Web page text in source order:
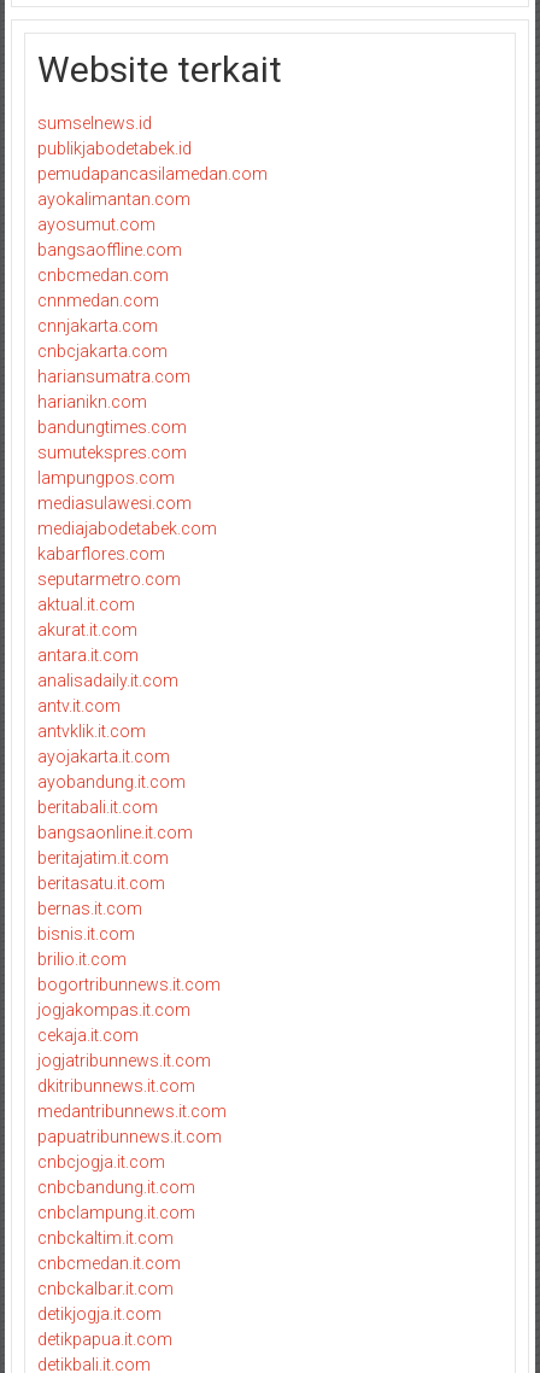
Website terkait
sumselnews.id
publikjabodetabek.id
pemudapancasilamedan.com
ayokalimantan.com
ayosumut.com
bangsaoffline.com
cnbcmedan.com
cnnmedan.com
cnnjakarta.com
cnbcjakarta.com
hariansumatra.com
harianikn.com
bandungtimes.com
sumutekspres.com
lampungpos.com
mediasulawesi.com
mediajabodetabek.com
kabarflores.com
seputarmetro.com
aktual.it.com
akurat.it.com
antara.it.com
analisadaily.it.com
antv.it.com
antvklik.it.com
ayojakarta.it.com
ayobandung.it.com
beritabali.it.com
bangsaonline.it.com
beritajatim.it.com
beritasatu.it.com
bernas.it.com
bisnis.it.com
brilio.it.com
bogortribunnews.it.com
jogjakompas.it.com
cekaja.it.com
jogjatribunnews.it.com
dkitribunnews.it.com
medantribunnews.it.com
papuatribunnews.it.com
cnbcjogja.it.com
cnbcbandung.it.com
cnbclampung.it.com
cnbckaltim.it.com
cnbcmedan.it.com
cnbckalbar.it.com
detikjogja.it.com
detikpapua.it.com
detikbali.it.com